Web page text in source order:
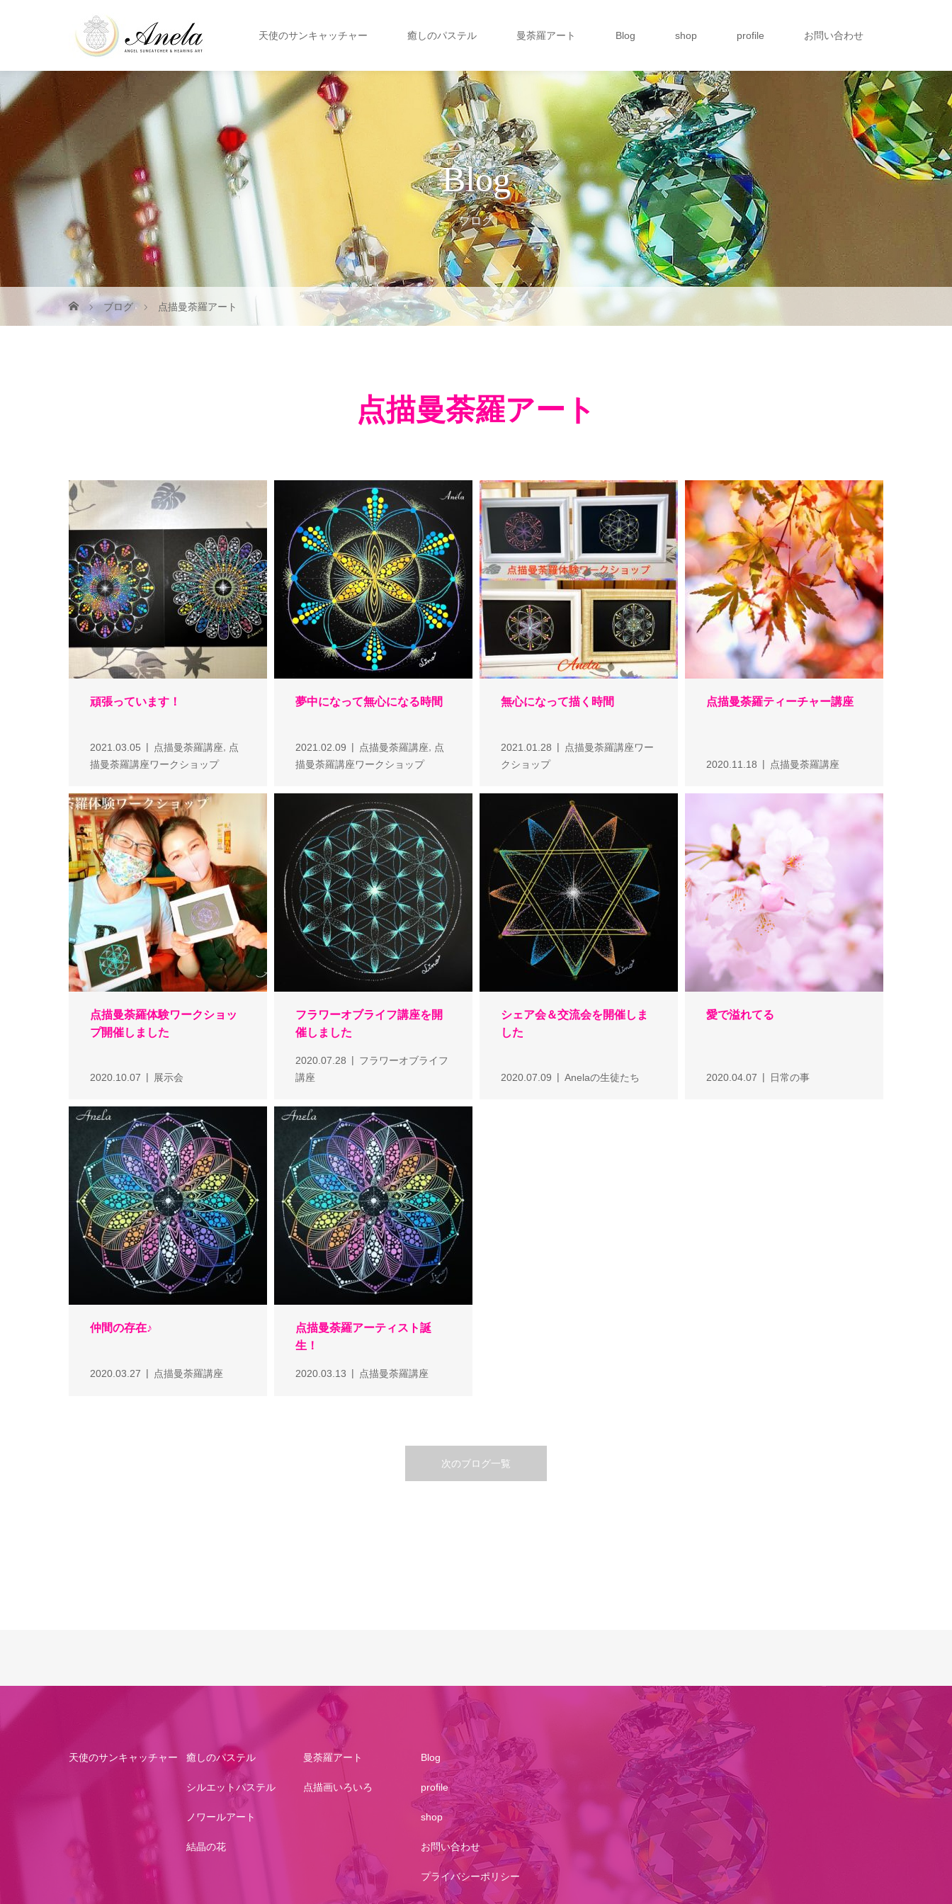
天使のサンキャッチャー 癒しのパステル 曼荼羅アート Blog shop profile お問い合わせ
Blog
ブログ
ブログ 点描曼荼羅アート
点描曼荼羅アート
頑張っています！
2021.03.05 点描曼荼羅講座, 点
描曼荼羅講座ワークショップ
夢中になって無心になる時間
2021.02.09 点描曼荼羅講座, 点
描曼荼羅講座ワークショップ
無心になって描く時間
2021.01.28
点描曼荼羅講座ワー
クショップ
点描曼荼羅ティーチャー講座
2020.11.18 点描曼荼羅講座
点描曼荼羅体験ワークショッ
プ開催しました
2020.10.07 展示会
フラワーオブライフ講座を開
催しました
2020.07.28
フラワーオブライフ
講座
シェア会＆交流会を開催しま
した
2020.07.09 Anelaの生徒たち
愛で溢れてる
2020.04.07 日常の事
仲間の存在♪
2020.03.27 点描曼荼羅講座
点描曼荼羅アーティスト誕
生！
2020.03.13 点描曼荼羅講座
次のブログ一覧
天使のサンキャッチャー 癒しのパステル
シルエットパステル
ノワールアート
結晶の花
曼荼羅アート
点描画いろいろ
Blog
profile
shop
お問い合わせ
プライバシーポリシー